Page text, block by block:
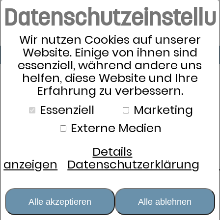
Wir nutzen Cookies auf unserer
Website. Einige von ihnen sind
essenziell, während andere uns
helfen, diese Website und Ihre
Erfahrung zu verbessern.
Essenziell
Marketing
Externe Medien
Details
anzeigen Datenschutzerklärung
Alle akzeptieren Alle ablehnen